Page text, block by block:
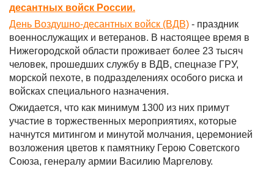
десантных войск России.
День Воздушно-десантных войск (ВДВ) - праздник
военнослужащих и ветеранов. В настоящее время в
Нижегородской области проживает более 23 тысяч
человек, прошедших службу в ВДВ, спецназе ГРУ,
морской пехоте, в подразделениях особого риска и
войсках специального назначения.
Ожидается, что как минимум 1300 из них примут
участие в торжественных мероприятиях, которые
начнутся митингом и минутой молчания, церемонией
возложения цветов к памятнику Герою Советского
Союза, генералу армии Василию Маргелову.